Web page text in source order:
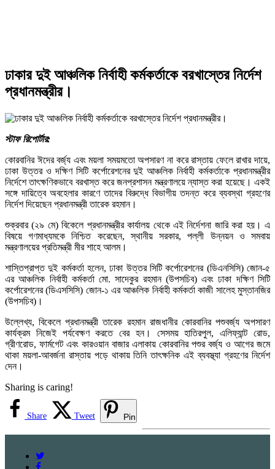
ঢাকার দুই আঞ্চলিক নির্বাহী কর্মকর্তাকে বরখাস্তের নির্দেশ
প্রধানমন্ত্রীর।
স্টাফ রিপোর্টার:
কোরবানির ঈদের বর্জ্য এবং ময়লা সময়মতো অপসারণ না করে রাস্তায় ফেলে রাখার দায়ে,
ঢাকা উত্তর ও দক্ষিণ সিটি কর্পোরেশনের দুই আঞ্চলিক নির্বাহী কর্মকর্তাকে প্রধানমন্ত্রীর
নির্দেশে তাৎক্ষণিকভাবে বরখাস্ত করে জনপ্রশাসন মন্ত্রণালয়ে ন্যাস্ত করা হয়েছে। একই
সঙ্গে দায়িত্বে অবহেলার কারণে তাদের বিরুদ্ধে বিভাগীয় তদন্ত করে ব্যবস্থা গ্রহণের
নির্দেশ দিয়েছেন প্রধানমন্ত্রী তারেক রহমান।
শুক্রবার (২৯ মে) বিকেলে প্রধানমন্ত্রীর কার্যালয় থেকে এই নির্দেশনা জারি করা হয়। এ
বিষয়ে গণমাধ্যমকে নিশ্চিত করেছেন, স্থানীয় সরকার, পল্লী উন্নয়ন ও সমবায়
মন্ত্রণালয়ের প্রতিমন্ত্রী মীর শাহে আলম।
শাস্তিপ্রাপ্ত দুই কর্মকর্তা হলেন, ঢাকা উত্তর সিটি কর্পোরেশনের (ডিএনসিসি) জোন-৫
এর আঞ্চলিক নির্বাহী কর্মকর্তা মো. সাদেকুর রহমান (উপসচিব) এবং ঢাকা দক্ষিণ সিটি
কর্পোরেশনের (ডিএসসিসি) জোন-১ এর আঞ্চলিক নির্বাহী কর্মকর্তা কাজী সালেহ মুস্তানজির
(উপসচিব)।
উল্লেখ্য, বিকেলে প্রধানমন্ত্রী তারেক রহমান রাজধানীর কোরবানির পশুবর্জ্য অপসারণ
কার্যক্রম নিজেই পর্যবেক্ষণ করতে বের হন। সেসময় হাতিরপুল, এলিফ্যান্ট রোড,
গ্রীণরোড, ফার্মগেট এবং কারওয়ান বাজার এলাকায় কোরবানির পশুর বর্জ্য ও আগের জমে
থাকা ময়লা-আবর্জনা রাস্তায় পড়ে থাকায় তিনি তাৎক্ষনিক এই ব্যবস্থ্যা গ্রহণের নির্দেশ
দেন।
Sharing is caring!
Share Tweet Pin